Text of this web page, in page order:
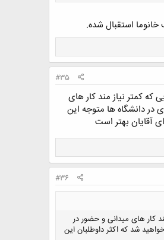
استقبال شده.
#35
کمتر نیاز مند کار های
در دانشگاه ها متوجه این
آقایان بهتر است
#36
کار های میدانی و حضور در
شد که اکثر داوطلبان این